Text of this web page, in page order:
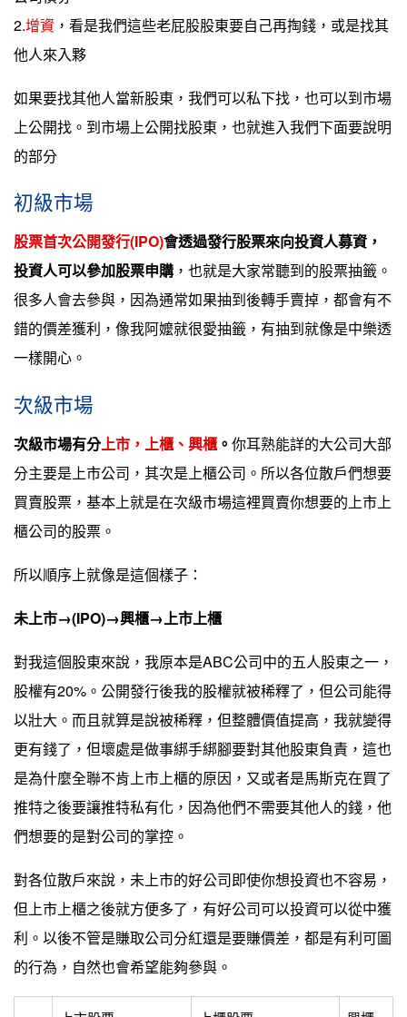
2.增資 ，看是我們這些老屁股股東要自己再掏錢，或是找其
他人來入夥
如果要找其他人當新股東，我們可以私下找，也可以到市場
上公開找。到市場上公開找股東，也就進入我們下面要說明
的部分
初級市場
股票首次公開發行(IPO)會透過發行股票來向投資人募資，
投資人可以參加股票申購 ，也就是大家常聽到的股票抽籤。
很多人會去參與，因為通常如果抽到後轉手賣掉，都會有不
錯的價差獲利，像我阿嬤就很愛抽籤，有抽到就像是中樂透
一樣開心。
次級市場
次級市場有分上市，上櫃、興櫃 。 你耳熟能詳的大公司大部
分主要是上市公司，其次是上櫃公司。所以各位散戶們想要
買賣股票，基本上就是在次級市場這裡買賣你想要的上市上
櫃公司的股票。
所以順序上就像是這個樣子：
未上市→(IPO)→興櫃→上市上櫃
對我這個股東來說，我原本是ABC公司中的五人股東之一，
股權有20%。公開發行後我的股權就被稀釋了，但公司能得
以壯大。而且就算是說被稀釋，但整體價值提高，我就變得
更有錢了，但壞處是做事綁手綁腳要對其他股東負責，這也
是為什麼全聯不肯上市上櫃的原因，又或者是馬斯克在買了
推特之後要讓推特私有化，因為他們不需要其他人的錢，他
們想要的是對公司的掌控。
對各位散戶來說，未上市的好公司即使你想投資也不容易，
但上市上櫃之後就方便多了，有好公司可以投資可以從中獲
利。以後不管是賺取公司分紅還是要賺價差，都是有利可圖
的行為，自然也會希望能夠參與。